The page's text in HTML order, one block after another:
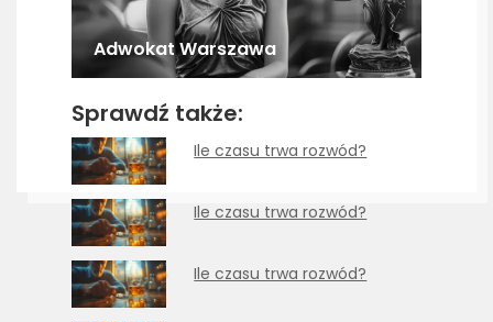
Adwokat Warszawa
Sprawdź także:
Ile czasu trwa rozwód?
Ile czasu trwa rozwód?
Ile czasu trwa rozwód?